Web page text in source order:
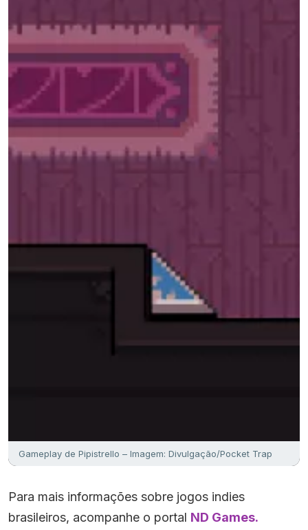
Gameplay de Pipistrello – Imagem: Divulgação/Pocket Trap
Para mais informações sobre jogos indies
brasileiros, acompanhe o portal ND Games.